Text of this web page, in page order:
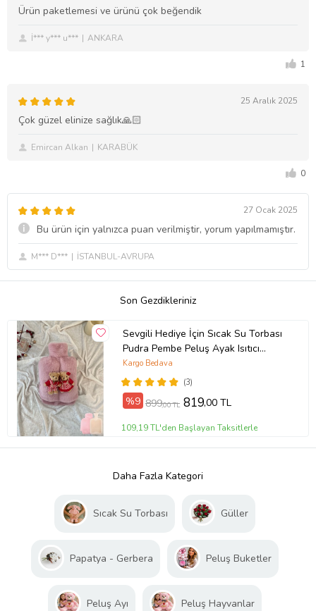
Ürün paketlemesi ve ürünü çok beğendik
İ*** y*** u*** ANKARA
1
25 Aralık 2025
Çok güzel elinize sağlık🙏🏻
Emircan Alkan KARABÜK
0
27 Ocak 2025
Bu ürün için yalnızca puan verilmiştir, yorum yapılmamıştır.
M*** D*** İSTANBUL-AVRUPA
Son Gezdikleriniz
Sevgili Hediye İçin Sıcak Su Torbası
Pudra Pembe Peluş Ayak Isıtıcı
Oyuncaklı 2 Litre
(3)
Kargo Bedava
%9 899,00 TL 819,00 TL
109,19 TL'den Başlayan Taksitlerle
Daha Fazla Kategori
Sıcak Su Torbası Güller
Papatya - Gerbera Peluş Buketler
Peluş Ayı Peluş Hayvanlar